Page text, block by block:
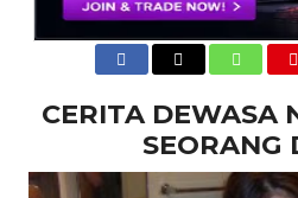
CERITA DEWASA
SEORANG